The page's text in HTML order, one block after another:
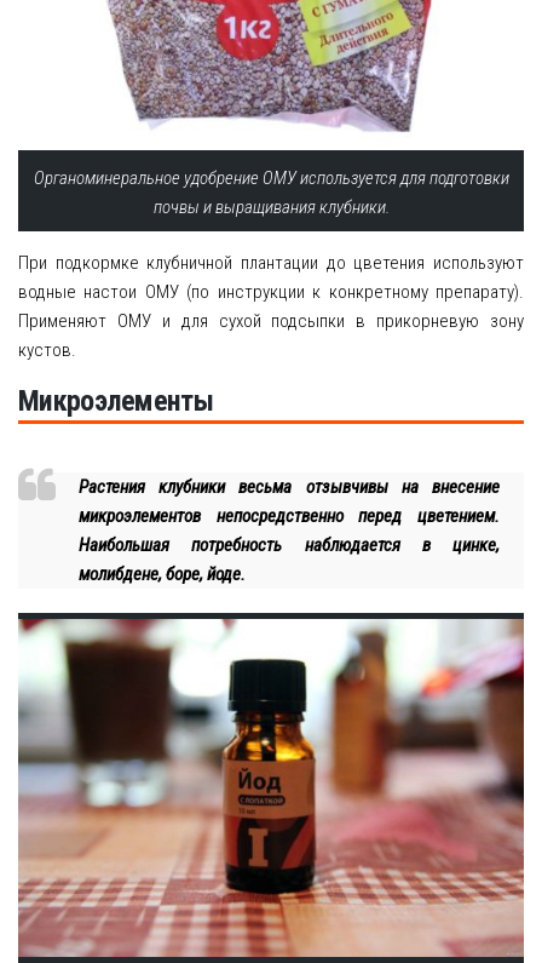
Органоминеральное удобрение ОМУ используется для подготовки
почвы и выращивания клубники.
При подкормке клубничной плантации до цветения используют
водные настои ОМУ (по инструкции к конкретному препарату).
Применяют ОМУ и для сухой подсыпки в прикорневую зону
кустов.
Микроэлементы
Растения клубники весьма отзывчивы на внесение
микроэлементов непосредственно перед цветением.
Наибольшая потребность наблюдается в цинке,
молибдене, боре, йоде.